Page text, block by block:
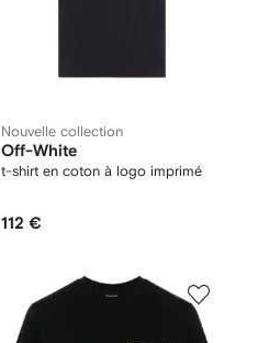
Nouvelle collection
Off-White
t-shirt en coton à logo imprimé
112 €